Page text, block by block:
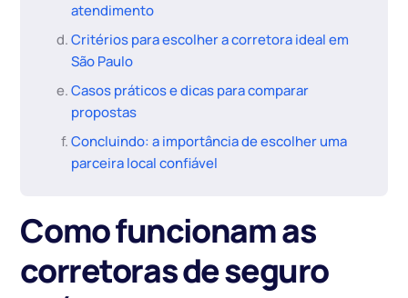
atendimento
Critérios para escolher a corretora ideal em
São Paulo
Casos práticos e dicas para comparar
propostas
Concluindo: a importância de escolher uma
parceira local confiável
Como funcionam as
corretoras de seguro